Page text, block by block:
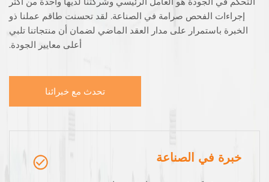
إجراءات الفحص صرامة في الصناعة. لقد تحسنت طاقم عملنا ذو
الخبرة باستمرار على مدار العقد الماضي لضمان أن منتجاتنا تلبي
أعلى معايير الجودة.
تحدث مع خبرائنا
خبرة في الصناعة